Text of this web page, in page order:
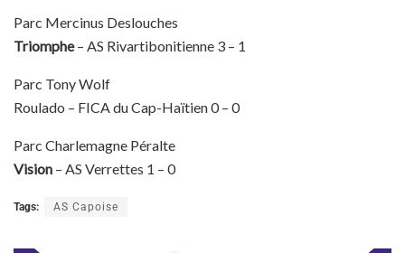
Parc Mercinus Deslouches
Triomphe– AS Rivartibonitienne 3 – 1
Parc Tony Wolf
Roulado – FICA du Cap-Haïtien 0 – 0
Parc Charlemagne Péralte
Vision – AS Verrettes 1 – 0
Tags: AS Capoise